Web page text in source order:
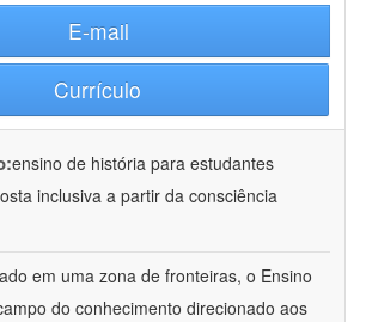
E-mail
Currículo
ensino de história para estudantes
inclusiva a partir da consciência
em uma zona de fronteiras, o Ensino
do conhecimento direcionado aos